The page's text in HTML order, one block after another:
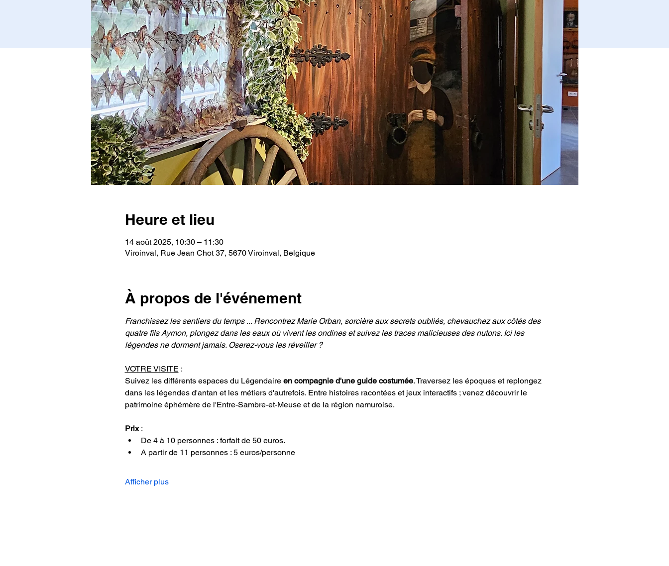
Heure et lieu
14 août 2025, 10:30 – 11:30
Viroinval, Rue Jean Chot 37, 5670 Viroinval, Belgique
À propos de l'événement
Franchissez les sentiers du temps ... Rencontrez Marie Orban, sorcière aux secrets oubliés, chevauchez aux côtés des
quatre fils Aymon, plongez dans les eaux où vivent les ondines et suivez les traces malicieuses des nutons. Ici les
légendes ne dorment jamais. Oserez-vous les réveiller ?
VOTRE VISITE :
Suivez les différents espaces du Légendaire en compagnie d'une guide costumée. Traversez les époques et replongez
dans les légendes d'antan et les métiers d'autrefois. Entre histoires racontées et jeux interactifs ; venez découvrir le
patrimoine éphémère de l'Entre-Sambre-et-Meuse et de la région namuroise.
Prix :
De 4 à 10 personnes : forfait de 50 euros.
A partir de 11 personnes : 5 euros/personne
Afficher plus